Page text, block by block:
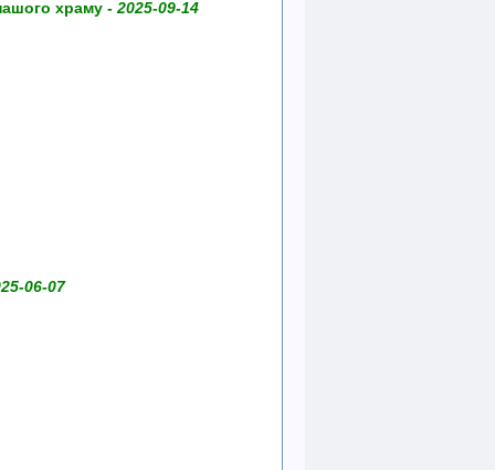
храму - 2025-09-14
06-07